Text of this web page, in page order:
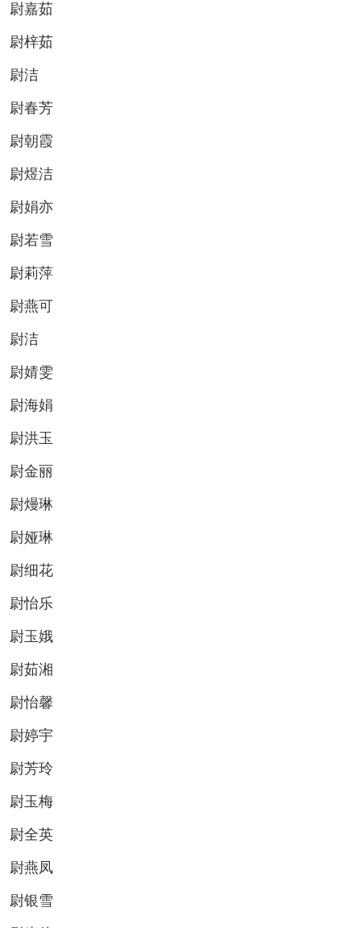
尉嘉茹
尉梓茹
尉洁
尉春芳
尉朝霞
尉煜洁
尉娟亦
尉若雪
尉莉萍
尉燕可
尉洁
尉婧雯
尉海娟
尉洪玉
尉金丽
尉熳琳
尉娅琳
尉细花
尉怡乐
尉玉娥
尉茹湘
尉怡馨
尉婷宇
尉芳玲
尉玉梅
尉全英
尉燕凤
尉银雪